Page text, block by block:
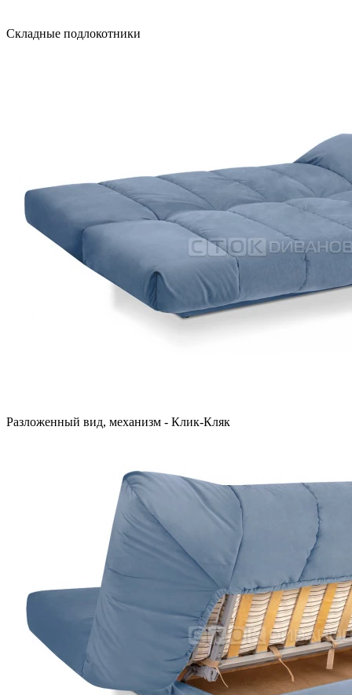
Складные подлокотники
Разложенный вид, механизм - Клик-Кляк